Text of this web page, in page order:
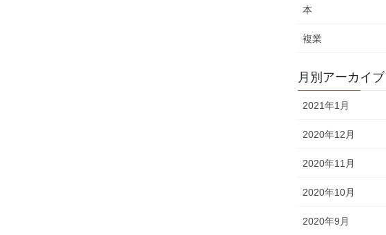
本
複業
月別アーカイブ
2021年1月
2020年12月
2020年11月
2020年10月
2020年9月